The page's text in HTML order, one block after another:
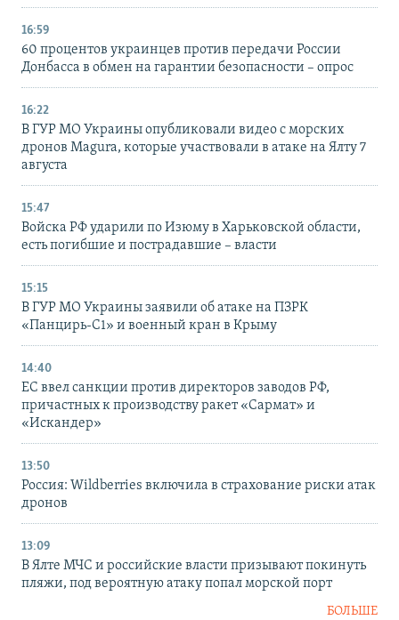
16:59
60 процентов украинцев против передачи России
Донбасса в обмен на гарантии безопасности – опрос
16:22
В ГУР МО Украины опубликовали видео с морских
дронов Magura, которые участвовали в атаке на Ялту 7
августа
15:47
Войска РФ ударили по Изюму в Харьковской области,
есть погибшие и пострадавшие – власти
15:15
В ГУР МО Украины заявили об атаке на ПЗРК
«Панцирь-С1» и военный кран в Крыму
14:40
ЕС ввел санкции против директоров заводов РФ,
причастных к производству ракет «Сармат» и
«Искандер»
13:50
Россия: Wildberries включила в страхование риски атак
дронов
13:09
В Ялте МЧС и российские власти призывают покинуть
пляжи, под вероятную атаку попал морской порт
БОЛЬШЕ